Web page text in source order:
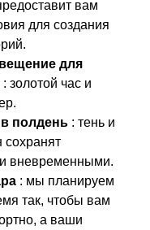
вам
для создания
для
: золотой час и
полдень : тень и
сохранят
вневременными.
: мы планируем
так, чтобы вам
а ваши